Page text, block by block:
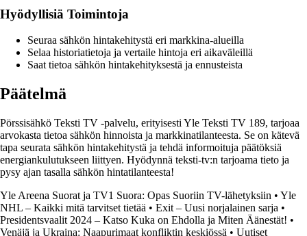
Hyödyllisiä Toimintoja
Seuraa sähkön hintakehitystä eri markkina-alueilla
Selaa historiatietoja ja vertaile hintoja eri aikaväleillä
Saat tietoa sähkön hintakehityksestä ja ennusteista
Päätelmä
Pörssisähkö Teksti TV -palvelu, erityisesti Yle Teksti TV 189, tarjoaa
arvokasta tietoa sähkön hinnoista ja markkinatilanteesta. Se on kätevä
tapa seurata sähkön hintakehitystä ja tehdä informoituja päätöksiä
energiankulutukseen liittyen. Hyödynnä teksti-tv:n tarjoama tieto ja
pysy ajan tasalla sähkön hintatilanteesta!
Yle Areena Suorat ja TV1 Suora: Opas Suoriin TV-lähetyksiin • Yle
NHL – Kaikki mitä tarvitset tietää • Exit – Uusi norjalainen sarja •
Presidentsvaalit 2024 – Katso Kuka on Ehdolla ja Miten Äänestät! •
Venäjä ja Ukraina: Naapurimaat konfliktin keskiössä • Uutiset